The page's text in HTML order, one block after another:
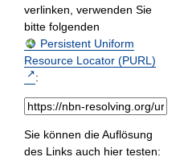
verlinken, verwenden Sie
bitte folgenden
Persistent Uniform
Resource Locator (PURL)
:
Sie können die Auflösung
des Links auch hier testen: